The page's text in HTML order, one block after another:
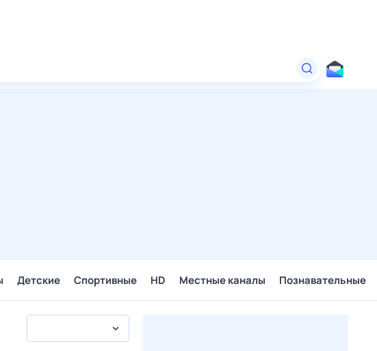
Детские Спортивные HD Местные каналы Познавательные